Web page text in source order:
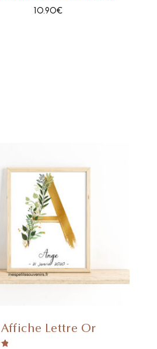
10.90€
Affiche Lettre Or